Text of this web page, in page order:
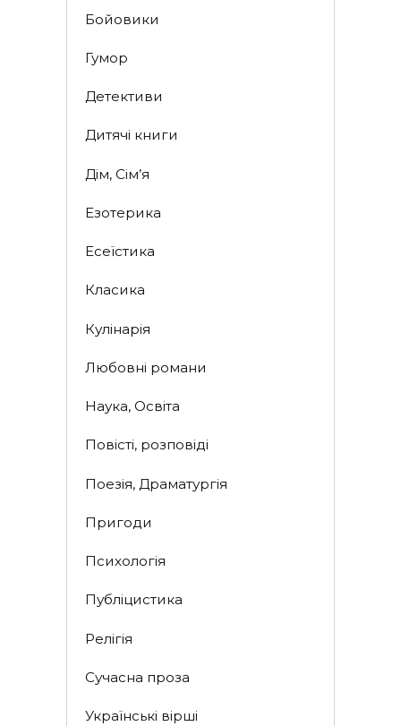
Бойовики
Гумор
Детективи
Дитячі книги
Дім, Сім’я
Езотерика
Есеїстика
Класика
Кулінарія
Любовні романи
Наука, Освіта
Повісті, розповіді
Поезія, Драматургія
Пригоди
Психологія
Публіцистика
Релігія
Сучасна проза
Українські вірші